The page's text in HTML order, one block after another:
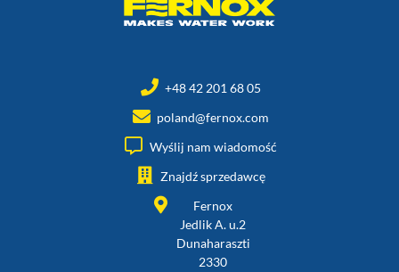
+48 42 201 68 05
poland@fernox.com
Wyślij nam wiadomość
Znajdź sprzedawcę
Fernox
Jedlik A. u.2
Dunaharaszti
2330